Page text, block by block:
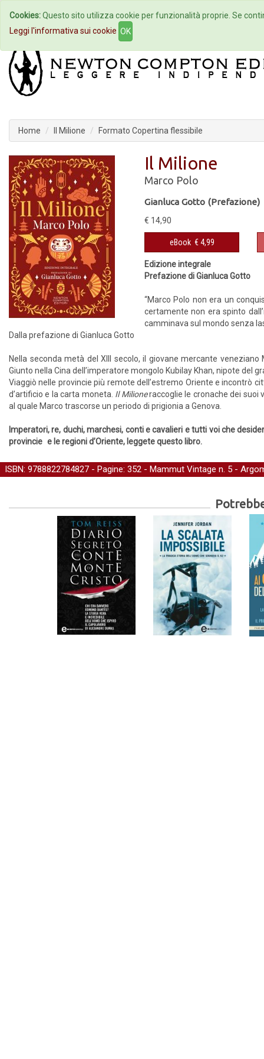
Home Autori Eventi
Home Il Milione Formato Copertina flessibile
Il Milione
Marco Polo
Gianluca Gotto (Prefazione)
€ 14,90
eBook € 4,99
Edizione integrale
Prefazione di Gianluca Gotto
“Marco Polo non era un
certamente non era spinto
camminava sul mondo senza
Dalla prefazione di Gianluca Gotto
Nella seconda metà del XIII secolo, il giovane mercante
Giunto nella Cina dell’imperatore mongolo Kubilay Khan, nipote del
Viaggiò nelle provincie più remote dell’estremo Oriente e incontrò
d’artificio e la carta moneta. Il Milioneraccoglie le cronache dei suoi
al quale Marco trascorse un periodo di prigionia a Genova.
Imperatori, re, duchi, marchesi, conti e cavalieri e tutti voi che
provincie e le regioni d’Oriente, leggete questo libro.
ISBN: 9788822784827 - Pagine: 352 - Mammut Vintage n. 5 -
Cookies:Questo sito utilizza cookie per funzionalità proprie. Se
Leggi l'informativa sui cookie OK